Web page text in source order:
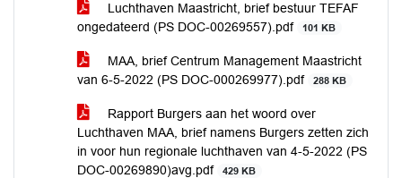
Luchthaven Maastricht, brief bestuur TEFAF
ongedateerd (PS DOC-00269557).pdf
101 KB
MAA, brief Centrum Management Maastricht
van 6-5-2022 (PS DOC-000269977).pdf
288 KB
Rapport Burgers aan het woord over
Luchthaven MAA, brief namens Burgers zetten zich
in voor hun regionale luchthaven van 4-5-2022 (PS
DOC-00269890)avg.pdf
429 KB